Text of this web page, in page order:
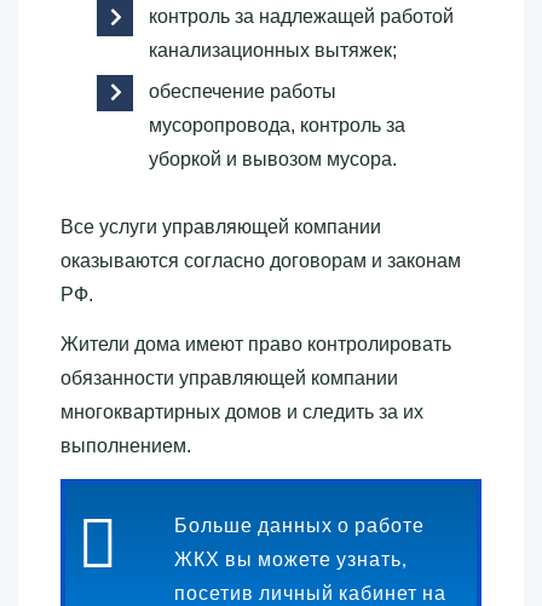
контроль за надлежащей работой
канализационных вытяжек;
обеспечение работы
мусоропровода, контроль за
уборкой и вывозом мусора.
Все услуги управляющей компании
оказываются согласно договорам и законам
РФ.
Жители дома имеют право контролировать
обязанности управляющей компании
многоквартирных домов и следить за их
выполнением.
Больше данных о работе
ЖКХ вы можете узнать,
посетив личный кабинет на